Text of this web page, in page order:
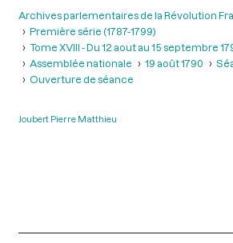
Archives parlementaires de la Révolution
Première série (1787-1799)
Tome XVIII - Du 12 aout au 15 septembre
Assemblée nationale
19 août 1790
Ouverture de séance
Joubert Pierre Matthieu